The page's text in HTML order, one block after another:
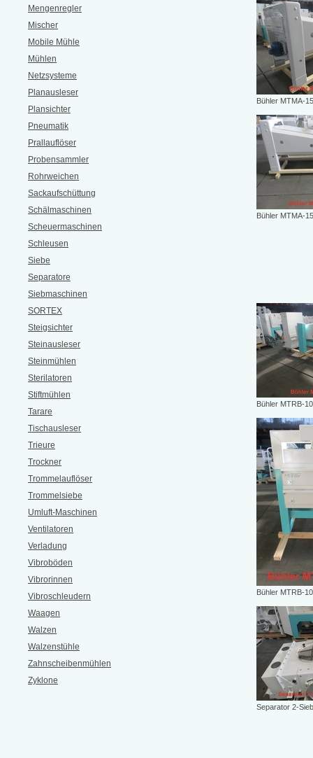
Mengenregler
Mischer
Mobile Mühle
Mühlen
Netzsysteme
Planausleser
Plansichter
Pneumatik
Prallauflöser
Probensammler
Rohrweichen
Sackaufschüttung
Schälmaschinen
Scheuermaschinen
Schleusen
Siebe
Separatore
Siebmaschinen
SORTEX
Steigsichter
Steinausleser
Steinmühlen
Sterilatoren
Stiftmühlen
Tarare
Tischausleser
Trieure
Trockner
Trommelauflöser
Trommelsiebe
Umluft-Maschinen
Ventilatoren
Verladung
Vibroböden
Vibrorinnen
Vibroschleudern
Waagen
Walzen
Walzenstühle
Zahnscheibenmühlen
Zyklone
Bühler MTMA-
Bühler MTMA-
Bühler MTRB-
Bühler MTRB-
Separator 2-